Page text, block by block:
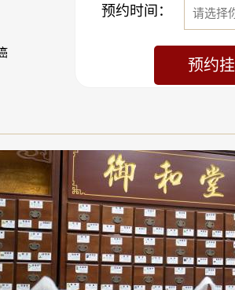
预约时间：